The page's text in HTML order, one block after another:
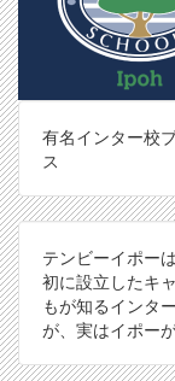
有名インター校
ス
テンビーイポー
初に設立したキ
もが知るインタ
が、実はイポー